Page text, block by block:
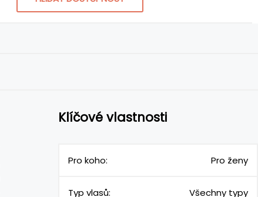
Klíčové vlastnosti
Pro koho: Pro ženy
Typ vlasů: Všechny typy